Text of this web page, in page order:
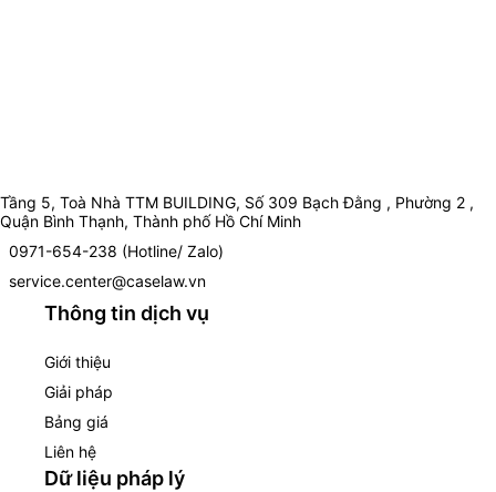
Tầng 5, Toà Nhà TTM BUILDING, Số 309 Bạch Đằng , Phường 2 ,
Quận Bình Thạnh, Thành phố Hồ Chí Minh
0971-654-238 (Hotline/ Zalo)
service.center@caselaw.vn
Thông tin dịch vụ
Giới thiệu
Giải pháp
Bảng giá
Liên hệ
Dữ liệu pháp lý